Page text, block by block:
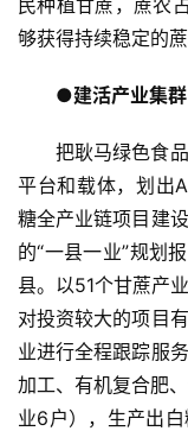
够获得持续稳定的蔗
●建活产业集
把耿马绿色食
平台和载体，划出
糖全产业链项目建
的“一县一业”规划
县。以51个甘蔗产
对投资较大的项目
业进行全程跟踪服
加工、有机复合肥
业6户），生产出